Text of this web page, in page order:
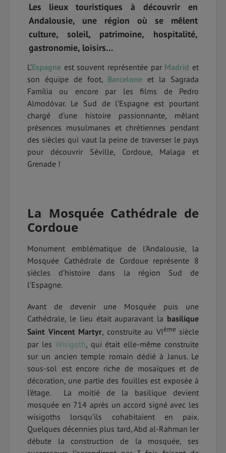
Les lieux touristiques à découvrir en
Andalousie, une région où se mêlent
culture, soleil, patrimoine, hospitalité,
gastronomie, loisirs…
L’Espagne est souvent représentée par Madrid et
son équipe de foot, Barcelone et la Sagrada
Família ou encore par les films de Pedro
Almodóvar. Le Sud de l’Espagne est pourtant
chargé d’une histoire passionnante, mêlant
présences musulmanes et chrétiennes pendant
des siècles qui vaut la peine de traverser le pays
pour découvrir Séville, Cordoue, Malaga et
Grenade !
La Mosquée Cathédrale de
Cordoue
Monument emblématique de l’Andalousie, la
Mosquée Cathédrale de Cordoue représente 8
siècles d’histoire dans la région Sud de
l’Espagne.
Avant de devenir une Mosquée puis une
Cathédrale, le lieu était auparavant la basilique
Saint Vincent Martyr, construite au VIème siècle
par les Wisigoth, qui était elle-même construite
sur un ancien temple romain dédié à Janus. Le
sous-sol est encore riche de mosaïques et de
décoration, une partie des fouilles est exposée à
l’étage. La moitié de la basilique devient
mosquée en 714 après un accord signé avec les
wisigoths lorsqu’ils cohabitaient en paix.
Quelques décennies plus tard, Abd al-Rahman Ier
débute la construction de la mosquée, ses